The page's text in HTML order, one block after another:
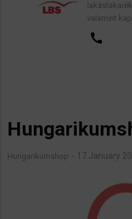
lakástakarék- és
valamint
Hungarikumshop 17 January